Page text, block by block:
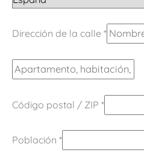
Dirección de la calle *
Código postal / ZIP *
Población *